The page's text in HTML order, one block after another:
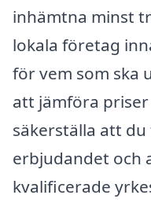
inhämtna minst
lokala företag
för vem som ska
att jämföra
säkerställa att
erbjudandet och
kvalificerade